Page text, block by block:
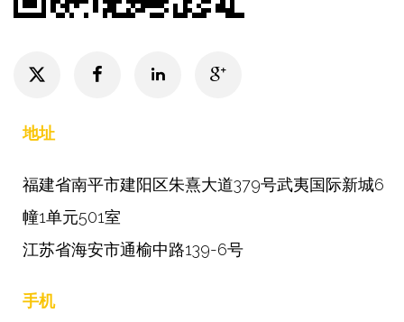
地址
福建省南平市建阳区朱熹大道379号武夷国际新城6
幢1单元501室
江苏省海安市通榆中路139-6号
手机